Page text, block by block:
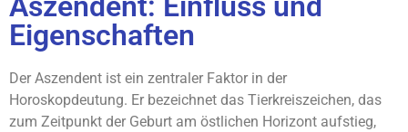
Eigenschaften
Der Aszendent ist ein zentraler Faktor in der
Horoskopdeutung. Er bezeichnet das Tierkreiszeichen, das
zum Zeitpunkt der Geburt am östlichen Horizont aufstieg,